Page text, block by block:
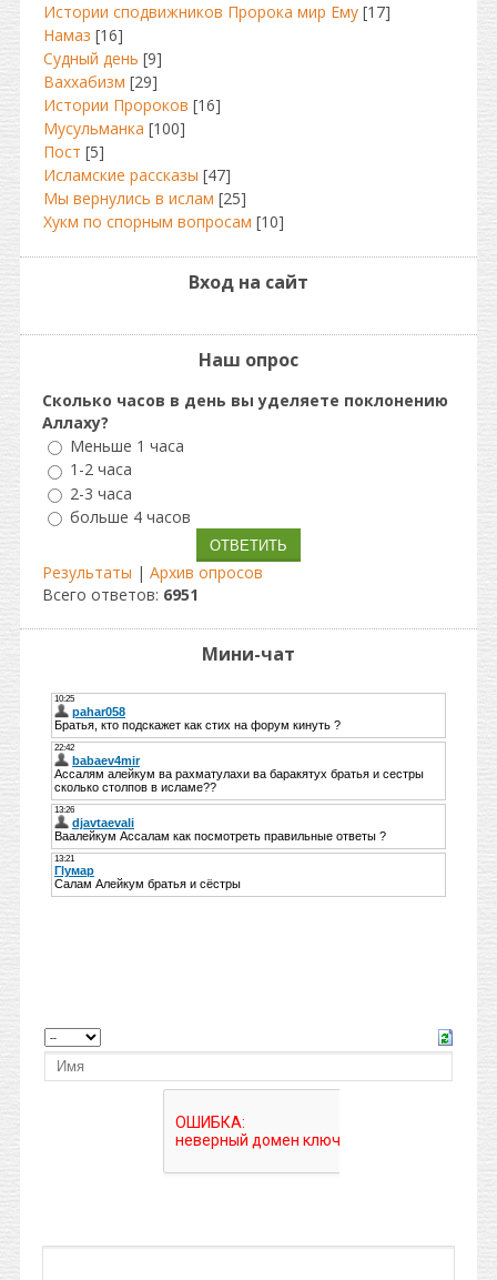
Истории сподвижников Пророка мир Ему [17]
Намаз [16]
Судный день [9]
Ваххабизм [29]
Истории Пророков [16]
Мусульманка [100]
Пост [5]
Исламские рассказы [47]
Мы вернулись в ислам [25]
Хукм по спорным вопросам [10]
Вход на сайт
Наш опрос
Сколько часов в день вы уделяете поклонению
Аллаху?
Меньше 1 часа
1-2 часа
2-3 часа
больше 4 часов
Результаты | Архив опросов
Всего ответов: 6951
Мини-чат